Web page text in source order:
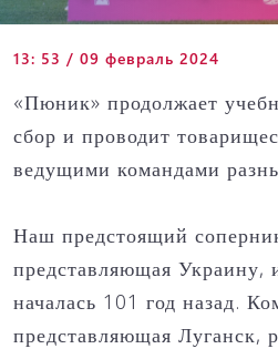
13: 53 / 09 февраль 2024
«Пюник» продолжает
сбор и проводит
ведущими командами
Наш предстоящий
представляющая Украину,
началась 101 год назад.
представляющая Луганск,